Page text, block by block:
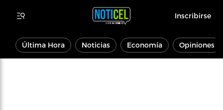
Inscribirse
Última Hora Noticias Economía Opiniones